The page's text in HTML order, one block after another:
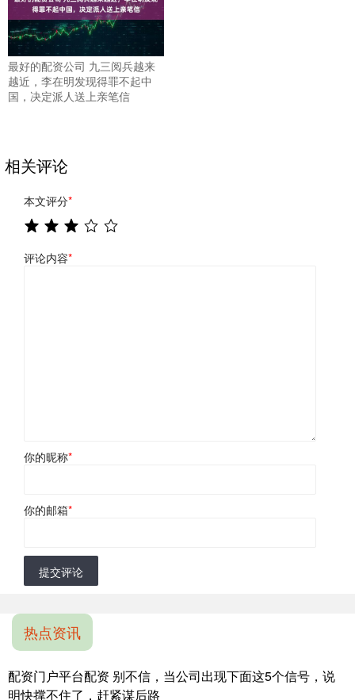
最好的配资公司 九三阅兵越来
越近，李在明发现得罪不起中
国，决定派人送上亲笔信
相关评论
本文评分*
评论内容*
你的昵称*
你的邮箱*
提交评论
热点资讯
配资门户平台配资 别不信，当公司出现下面这5个信号，说
明快撑不住了，赶紧谋后路